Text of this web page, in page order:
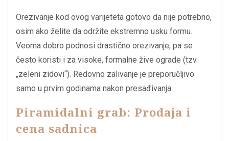
Orezivanje kod ovog varijeteta gotovo da nije potrebno,
osim ako želite da održite ekstremno usku formu.
Veoma dobro podnosi drastično orezivanje, pa se
često koristi i za visoke, formalne žive ograde (tzv.
„zeleni zidovi“). Redovno zalivanje je preporučljivo
samo u prvim godinama nakon presađivanja.
Piramidalni grab: Prodaja i
cena sadnica